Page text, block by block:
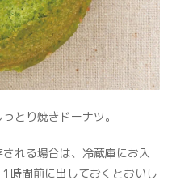
とり焼きドーナツ。
れる場合は、冷蔵庫にお入
時間前に出しておくとおいし